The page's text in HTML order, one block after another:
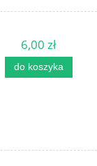
6,00 zł
do koszyka